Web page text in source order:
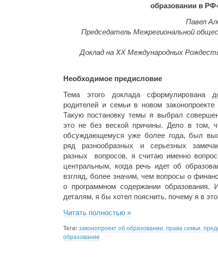
образовании в
Павел
Председатель Межрегиональной
Доклад на XX Международных
Необходимое предисловие
Тема этого доклада сформулирована
родителей и семьи в новом
Такую постановку темы я выбрал
это не без веской причины. Дело в том,
обсуждающемуся уже более года, был
ряд разнообразных и серьезных
разных вопросов, я считаю именно
центральным, когда речь идет об
взгляд, более значим, чем вопросы о
о программном содержании
деталям, я бы хотел пояснить, почему я в
Читать полностью »
Теги: законопроект об образовании права семьи
образование